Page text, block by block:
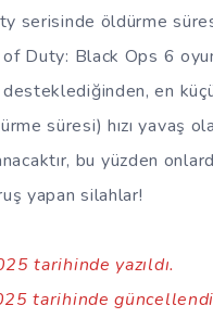
serisinde öldürme
Duty: Black Ops 6
en
süresi) hızı yavaş
bu yüzden
yapan silahlar!
tarihinde yazıldı.
tarihinde